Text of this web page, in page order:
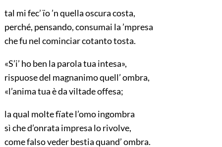
tal mi fec’ ïo ’n quella oscura costa,
perché, pensando, consumai la ’mpresa
che fu nel cominciar cotanto tosta.
«S’i’ ho ben la parola tua intesa»,
rispuose del magnanimo quell’ ombra,
«l’anima tua è da viltade offesa;
la qual molte fïate l’omo ingombra
sì che d’onrata impresa lo rivolve,
come falso veder bestia quand’ ombra.